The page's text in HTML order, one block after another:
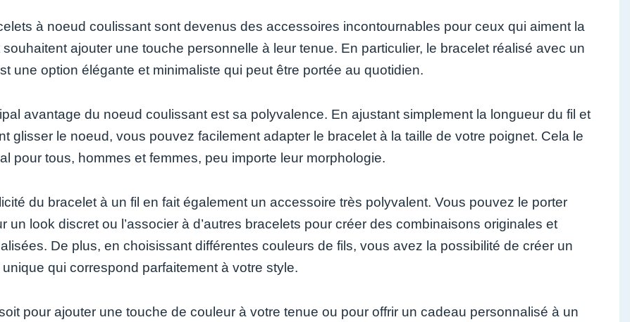
à noeud coulissant sont devenus des accessoires incontournables pour ceux qui aiment la
souhaitent ajouter une touche personnelle à leur tenue. En particulier, le bracelet réalisé avec un
une option élégante et minimaliste qui peut être portée au quotidien.
avantage du noeud coulissant est sa polyvalence. En ajustant simplement la longueur du fil et
glisser le noeud, vous pouvez facilement adapter le bracelet à la taille de votre poignet. Cela le
pour tous, hommes et femmes, peu importe leur morphologie.
du bracelet à un fil en fait également un accessoire très polyvalent. Vous pouvez le porter
un look discret ou l’associer à d’autres bracelets pour créer des combinaisons originales et
De plus, en choisissant différentes couleurs de fils, vous avez la possibilité de créer un
unique qui correspond parfaitement à votre style.
pour ajouter une touche de couleur à votre tenue ou pour offrir un cadeau personnalisé à un